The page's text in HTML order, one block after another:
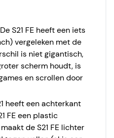
S21 FE heeft een iets
vergeleken met de
is niet gigantisch,
scherm houdt, is
en scrollen door
heeft een achterkant
FE een plastic
de S21 FE lichter